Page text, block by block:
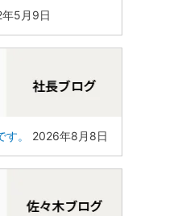
5月9日
。 2026年8月8日